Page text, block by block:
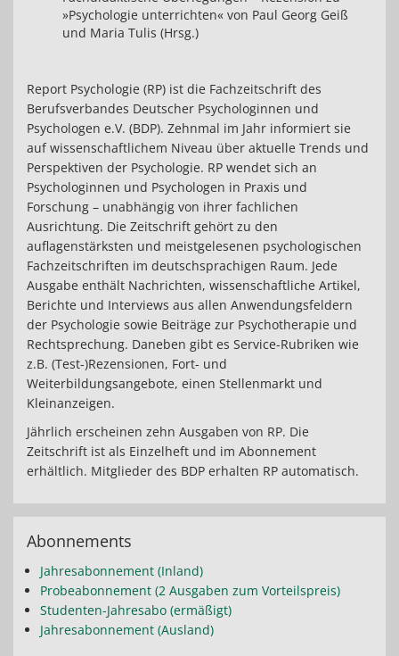
»Psychologie unterrichten« von Paul Georg Geiß
und Maria Tulis (Hrsg.)
Report Psychologie (RP) ist die Fachzeitschrift des
Berufsverbandes Deutscher Psychologinnen und
Psychologen e.V. (BDP). Zehnmal im Jahr informiert sie
auf wissenschaftlichem Niveau über aktuelle Trends und
Perspektiven der Psychologie. RP wendet sich an
Psychologinnen und Psychologen in Praxis und
Forschung – unabhängig von ihrer fachlichen
Ausrichtung. Die Zeitschrift gehört zu den
auflagenstärksten und meistgelesenen psychologischen
Fachzeitschriften im deutschsprachigen Raum. Jede
Ausgabe enthält Nachrichten, wissenschaftliche Artikel,
Berichte und Interviews aus allen Anwendungsfeldern
der Psychologie sowie Beiträge zur Psychotherapie und
Rechtsprechung. Daneben gibt es Service-Rubriken wie
z.B. (Test-)Rezensionen, Fort- und
Weiterbildungsangebote, einen Stellenmarkt und
Kleinanzeigen.
Jährlich erscheinen zehn Ausgaben von RP. Die
Zeitschrift ist als Einzelheft und im Abonnement
erhältlich. Mitglieder des BDP erhalten RP automatisch.
Abonnements
Jahresabonnement (Inland)
Probeabonnement (2 Ausgaben zum Vorteilspreis)
Studenten-Jahresabo (ermäßigt)
Jahresabonnement (Ausland)